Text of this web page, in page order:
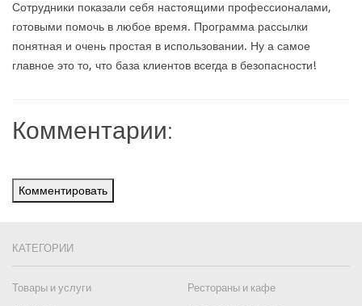
Сотрудники показали себя настоящими профессионалами,
готовыми помочь в любое время. Программа рассылки
понятная и очень простая в использовании. Ну а самое
главное это то, что база клиентов всегда в безопасности!
Комментарии:
Комментировать
КАТЕГОРИИ
Товары и услуги
Рестораны и кафе